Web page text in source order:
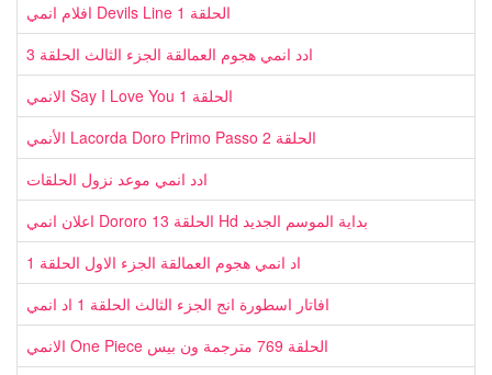
افلام انمي Devils Line الحلقة 1
ادد انمي هجوم العمالقة الجزء الثالث الحلقة 3
الانمي Say I Love You الحلقة 1
الأنمي Lacorda Doro Primo Passo الحلقة 2
ادد انمي موعد نزول الحلقات
اعلان انمي Dororo الحلقة 13 Hd بداية الموسم الجديد
اد انمي هجوم العمالقة الجزء الاول الحلقة 1
افاتار اسطورة انج الجزء الثالث الحلقة 1 اد انمي
الانمي One Piece الحلقة 769 مترجمة ون بيس